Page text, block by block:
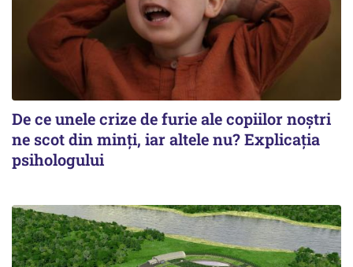
De ce unele crize de furie ale copiilor noștri
ne scot din minți, iar altele nu? Explicația
psihologului